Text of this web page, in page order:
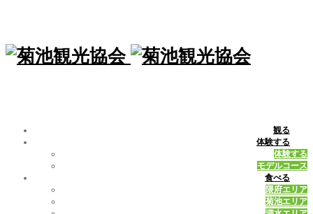
観る
体験する
体験する
モデルコース
食べる
隈府エリア
菊池エリア